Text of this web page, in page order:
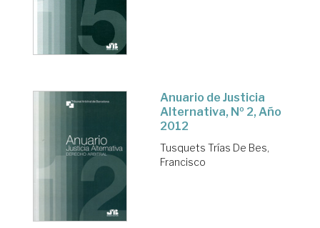
Anuario de Justicia
Alternativa, Nº 2, Año
2012
Tusquets Trías De Bes,
Francisco